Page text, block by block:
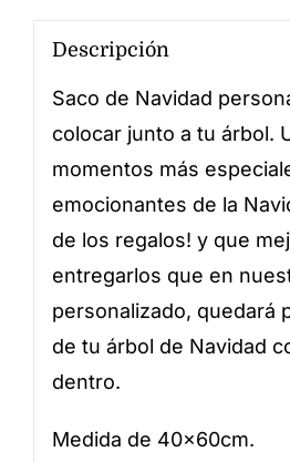
Descripción
Saco de Navidad
colocar junto a tu árbol.
momentos más
emocionantes de la
de los regalos! y que
entregarlos que en
personalizado, quedará
de tu árbol de Navidad
dentro.
Medida de 40x60cm.